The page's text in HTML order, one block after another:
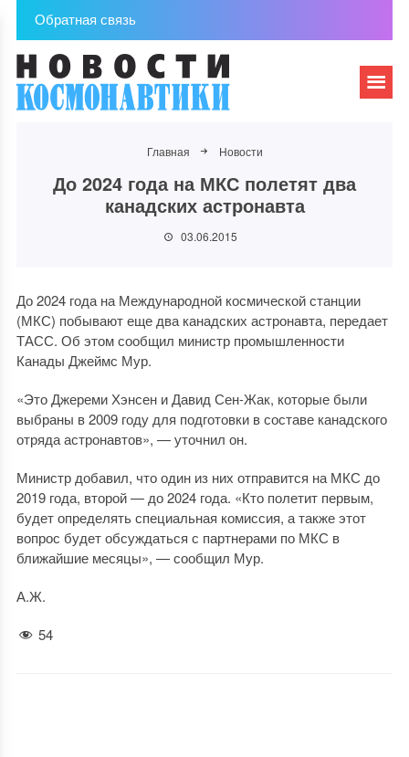
Обратная связь
Главная Новости
До 2024 года на МКС полетят два
канадских астронавта
03.06.2015
До 2024 года на Международной космической станции
(МКС) побывают еще два канадских астронавта, передает
ТАСС. Об этом сообщил министр промышленности
Канады Джеймс Мур.
«Это Джереми Хэнсен и Давид Сен-Жак, которые были
выбраны в 2009 году для подготовки в составе канадского
отряда астронавтов», — уточнил он.
Министр добавил, что один из них отправится на МКС до
2019 года, второй — до 2024 года. «Кто полетит первым,
будет определять специальная комиссия, а также этот
вопрос будет обсуждаться с партнерами по МКС в
ближайшие месяцы», — сообщил Мур.
А.Ж.
54